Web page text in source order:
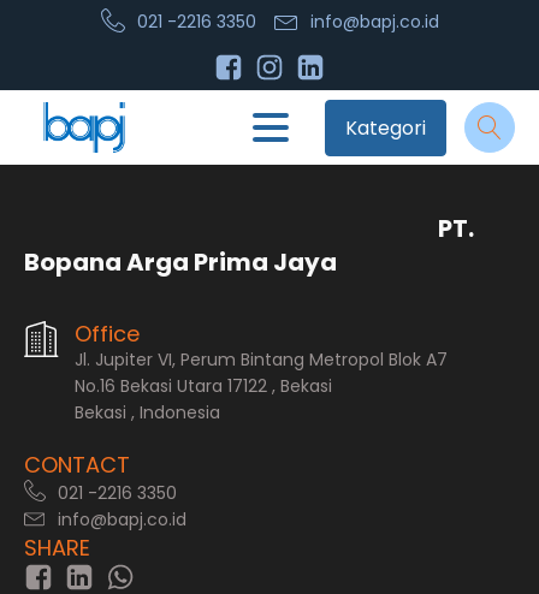
021 -2216 3350 info@bapj.co.id
Kategori
PT.
Bopana Arga Prima Jaya
Office
Jl. Jupiter VI, Perum Bintang Metropol Blok A7
No.16 Bekasi Utara 17122 , Bekasi
Bekasi , Indonesia
CONTACT
021 -2216 3350
info@bapj.co.id
SHARE